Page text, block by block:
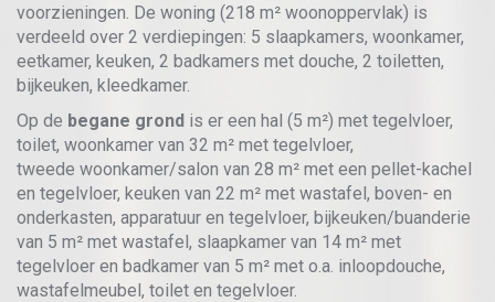
voorzieningen. De woning (218 m² woonoppervlak) is
verdeeld over 2 verdiepingen: 5 slaapkamers, woonkamer,
eetkamer, keuken, 2 badkamers met douche, 2 toiletten,
bijkeuken, kleedkamer.
Op de begane grond is er een hal (5 m²) met tegelvloer,
toilet, woonkamer van 32 m² met tegelvloer,
tweede woonkamer/salon van 28 m² met een pellet-kachel
en tegelvloer, keuken van 22 m² met wastafel, boven- en
onderkasten, apparatuur en tegelvloer, bijkeuken/buanderie
van 5 m² met wastafel, slaapkamer van 14 m² met
tegelvloer en badkamer van 5 m² met o.a. inloopdouche,
wastafelmeubel, toilet en tegelvloer.